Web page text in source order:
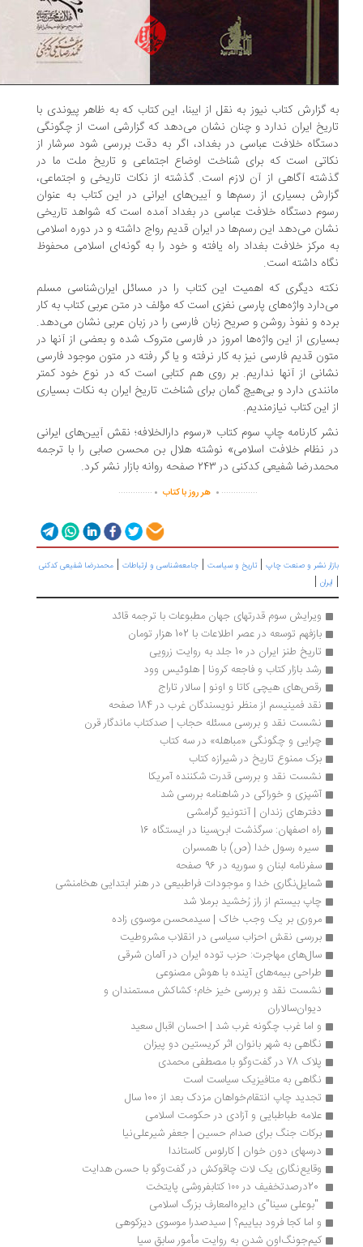
گزارش کتاب نیوز به نقل از ایبنا، این کتاب که به ظاهر پیوندی با
ایران ندارد و چنان نشان می‌دهد که گزارشی است از چگونگی
خلافت عباسی در بغداد، اگر به دقت بررسی شود سرشار از
است که برای شناخت اوضاع اجتماعی و تاریخ ملت ما در
آگاهی از آن لازم است. گذشته از نکات تاریخی و اجتماعی،
بسیاری از رسم‌ها و آیین‌های ایرانی در این کتاب به عنوان
دستگاه خلافت عباسی در بغداد آمده است که شواهد تاریخی
می‌دهد این رسم‌ها در ایران قدیم رواج داشته و در دوره اسلامی
مرکز خلافت بغداد راه یافته و خود را به گونه‌ای اسلامی محفوظ
داشته است.
دیگری که اهمیت این کتاب را در مسائل ایران‌شناسی مسلم
واژه‌های پارسی نغزی است که مؤلف در متن عربی کتاب به کار
و نفوذ روشن و صریح زبان فارسی را در زبان عربی نشان می‌دهد.
از این واژه‌ها امروز در فارسی متروک شده و بعضی از آنها در
قدیم فارسی نیز به کار نرفته و یا گر رفته در متون موجود فارسی
از آنها نداریم. بر روی هم کتابی است که در نوع خود کمتر
دارد و بی‌هیچ گمان برای شناخت تاریخ ایران به نکات بسیاری
این کتاب نیازمندیم.
کارنامه چاپ سوم کتاب «رسوم دارالخلافه؛ نقش آیین‌های ایرانی
نظام خلافت اسلامی» نوشته هلال بن محسن صابی را با ترجمه
شفیعی کدکنی در ۲۴۳ صفحه روانه بازار نشر کرد.
...............
. هر روز با کتاب .
..............
نشر و صنعت چاپ|تاریخ و سیاست |جامعه‌شناسی و ارتباطات |محمدرضا شفیعی کدکنی
ویرایش سوم قدرتهای جهان مطبوعات با ترجمه قائد
بازفهم توسعه در عصر اطلاعات با 102 هزار تومان
تاریخ طنز ایران در 10 جلد به روایت زرویی
رشد بازار کتاب و فاجعه کرونا | هلوئیس وود
رقص‌های هیچی کاتا و اونو | سالار تاراج
نقد فمینیسم از منظر نویسندگان غرب در 184 صفحه
نشست نقد و بررسی مسئله حجاب | صدکتاب ماندگار قرن
چرایی و چگونگی «مباهله» در سه کتاب
بزک ممنوع تاریخ در شیرازه کتاب
نشست نقد و بررسی قدرت شکننده آمریکا
آشپزی و خوراکی در شاهنامه بررسی شد
دفترهای زندان | آنتونیو گرامشی
راه اصفهان: سرگذشت ابن‌سینا در ایستگاه 16
سیره رسول خدا (ص) با همسران
سفرنامه لبنان و سوریه در 96 صفحه
شمایل‌نگاری خدا و موجودات فراطبیعی در هنر ابتدایی هخامنشی
چاپ بیستم از راز رُخشید برملا شد
مروری بر یک وجب خاک | سیدمحسن موسوی زاده
بررسی نقش احزاب سیاسی در انقلاب مشروطیت
سال‌های مهاجرت: حزب توده ایران در آلمان شرقی
طراحی بیمه‌های آینده با هوش مصنوعی
نشست نقد و بررسی خیز خام؛ کشاکش مستمندان و
دیوان‌سالاران
و اما غرب چگونه غرب شد | احسان اقبال سعید
نگاهی به شهر بانوان اثر كریستین دو پیزان
پلاک 78 در گفت‌وگو با مصطفی محمدی
نگاهی به متافیزیک سیاست است
تجدید چاپ انتقام‌خواهان مزدک بعد از 100 سال
علامه طباطبایی و آزادی در حکومت اسلامی
برکات جنگ برای صدام حسین | جعفر شیرعلی‌نیا
درسهای دون خوان | کارلوس کاستاندا
وقایع‌نگاری یک لات چاقو‌کش در گفت‌وگو با حسن هدایت
"بوعلی سینا"ی دایره‌المعارف بزرگ اسلامی
و اما کجا فرود بیاییم؟ | سیدصدرا موسوی دیزکوهی
کیم‌جونگ‌اون شدن به روایت مأمور سابق سیا